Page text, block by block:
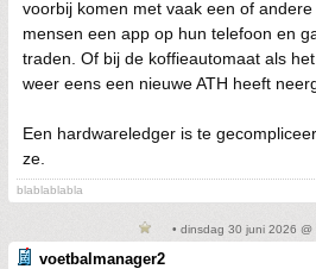
voorbij komen met vaak een of
mensen een app op hun telefoon en
traden. Of bij de koffieautomaat als
weer eens een nieuwe ATH heeft
Een hardwareledger is te
ze.
blablablabla
• dinsdag 30 juni 2026 @
voetbalmanager2